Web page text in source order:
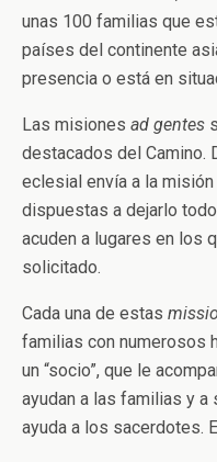
unas 100 familias que
países del continente
presencia o está en
Las misiones ad gentes
destacados del Camino.
eclesial envía a la
dispuestas a dejarlo
acuden a lugares en los
solicitado.
Cada una de estas missio
familias con numerosos
un “socio”, que le
ayudan a las familias y a
ayuda a los sacerdotes.